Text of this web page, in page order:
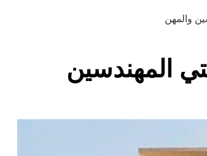
والمهن
المهندسين